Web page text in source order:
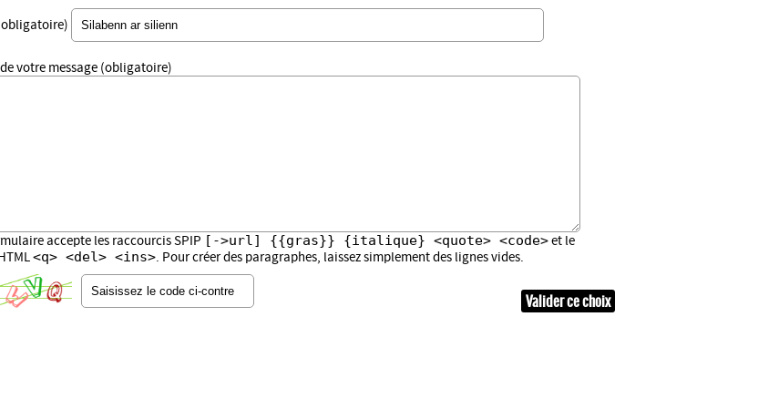
(obligatoire)
Texte de votre message (obligatoire)
accepte les raccourcis SPIP [->url] {{gras}} {italique} <quote> <code>et le
<q> <del> <ins>. Pour créer des paragraphes, laissez simplement des lignes vides.